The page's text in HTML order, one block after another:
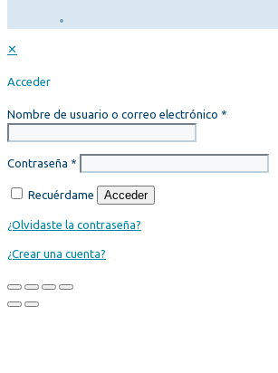
✕
Acceder
Nombre de usuario o correo electrónico *
Contraseña *
Recuérdame Acceder
¿Olvidaste la contraseña?
¿Crear una cuenta?